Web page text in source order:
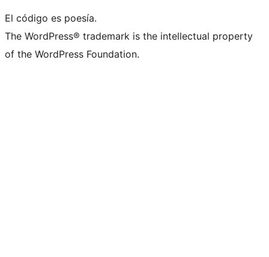
El código es poesía.
The WordPress® trademark is the intellectual property
of the WordPress Foundation.